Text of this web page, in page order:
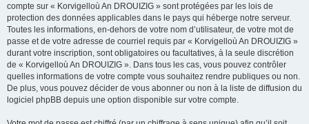
compte sur « Korvigelloù An DROUIZIG » sont protégées par les lois de
protection des données applicables dans le pays qui héberge notre serveur.
Toutes les informations, en-dehors de votre nom d’utilisateur, de votre mot de
passe et de votre adresse de courriel requis par « Korvigelloù An DROUIZIG »
durant votre inscription, sont obligatoires ou facultatives, à la seule discrétion
de « Korvigelloù An DROUIZIG ». Dans tous les cas, vous pouvez contrôler
quelles informations de votre compte vous souhaitez rendre publiques ou non.
De plus, vous pouvez décider de vous abonner ou non à la liste de diffusion du
logiciel phpBB depuis une option disponible sur votre compte.